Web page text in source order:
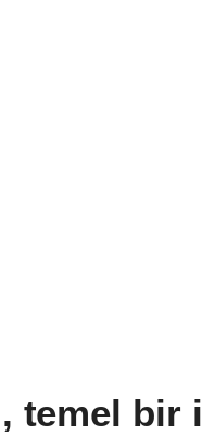
temel bir